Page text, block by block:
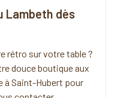
Lambeth dès
rétro sur votre table ?
douce boutique aux
à Saint-Hubert pour